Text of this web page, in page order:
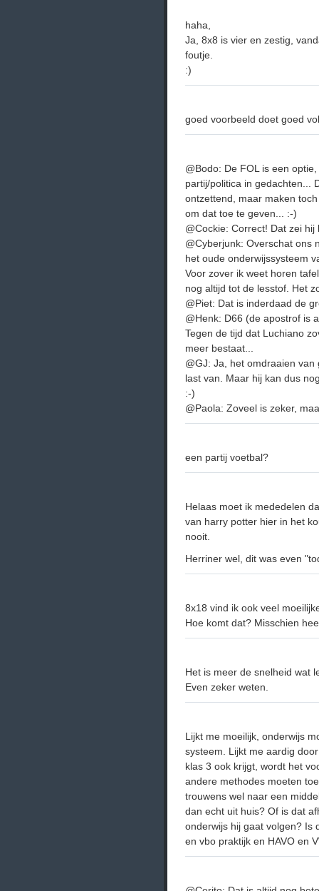
haha,
Ja, 8x8 is vier en zestig,
foutje.
:)
goed voorbeeld doet goed
@Bodo: De FOL is een
partij/politica in gedachten...
ontzettend, maar maken
om dat toe te geven... :-)
@Cockie: Correct! Dat zei
@Cyberjunk: Overschat ons
het oude onderwijssysteem
Voor zover ik weet horen
nog altijd tot de lesstof. Het
@Piet: Dat is inderdaad de
@Henk: D66 (de apostrof is
Tegen de tijd dat Luchiano
meer bestaat...
@GJ: Ja, het omdraaien
last van. Maar hij kan dus
:-)
@Paola: Zoveel is zeker,
een partij voetbal?
Helaas moet ik mededelen
van harry potter hier in het
nooit.
Herriner wel, dit was even
8x18 vind ik ook veel
Hoe komt dat? Misschien
Het is meer de snelheid wat
Even zeker weten.
Lijkt me moeilijk, onderwijs
systeem. Lijkt me aardig
klas 3 ook krijgt, wordt het
andere methodes moeten
trouwens wel naar een
dan echt uit huis? Of is dat
onderwijs hij gaat volgen? Is
en vbo praktijk en HAVO en